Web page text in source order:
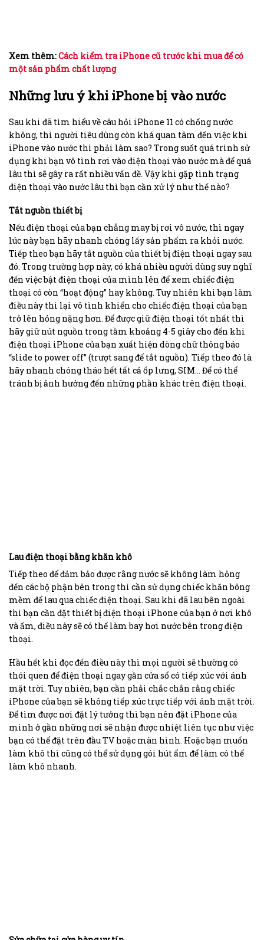
Xem thêm:Cách kiểm tra iPhone cũ trước khi mua để có
một sản phẩm chất lượng
Những lưu ý khi iPhone bị vào nước
Sau khi đã tìm hiểu về câu hỏi iPhone 11 có chống nước
không, thì người tiêu dùng còn khá quan tâm đến việc khi
iPhone vào nước thì phải làm sao? Trong suốt quá trình sử
dụng khi bạn vô tình rơi vào điện thoại vào nước mà để quá
lâu thì sẽ gây ra rất nhiều vấn đề. Vậy khi gặp tình trạng
điện thoại vào nước lâu thì bạn cần xử lý như thế nào?
Tắt nguồn thiết bị
Nếu điện thoại của bạn chẳng may bị rơi vô nước, thì ngay
lúc này bạn hãy nhanh chóng lấy sản phẩm ra khỏi nước.
Tiếp theo bạn hãy tắt nguồn của thiết bị điện thoại ngay sau
đó. Trong trường hợp này, có khá nhiều người dùng suy nghĩ
đến việc bật điện thoại của mình lên để xem chiếc điện
thoại có còn “hoạt động” hay không. Tuy nhiên khi bạn làm
điều này thì lại vô tình khiến cho chiếc điện thoại của bạn
trở lên hỏng nặng hơn. Để được giữ điện thoại tốt nhất thì
hãy giữ nút nguồn trong tầm khoảng 4-5 giây cho đến khi
điện thoại iPhone của bạn xuất hiện dòng chữ thông báo
“slide to power off” (trượt sang để tắt nguồn). Tiếp theo đó là
hãy nhanh chóng tháo hết tất cả ốp lưng, SIM… Để có thể
tránh bị ảnh hưởng đến những phần khác trên điện thoại.
Lau điện thoại bằng khăn khô
Tiếp theo để đảm bảo được rằng nước sẽ không làm hỏng
đến các bộ phận bên trong thì cần sử dụng chiếc khăn bông
mềm để lau qua chiếc điện thoại. Sau khi đã lau bên ngoài
thì bạn cần đặt thiết bị điện thoại iPhone của bạn ở nơi khô
và ấm, điều này sẽ có thể làm bay hơi nước bên trong điện
thoại.
Hầu hết khi đọc đến điều này thì mọi người sẽ thường có
thói quen để điện thoại ngay gần cửa sổ có tiếp xúc với ánh
mặt trời. Tuy nhiên, bạn cần phải chắc chắn rằng chiếc
iPhone của bạn sẽ không tiếp xúc trực tiếp với ánh mặt trời.
Để tìm được nơi đặt lý tưởng thì bạn nên đặt iPhone của
mình ở gần những nơi sẽ nhận được nhiệt liên tục như việc
bạn có thể đặt trên đầu TV hoặc màn hình. Hoặc bạn muốn
làm khô thì cũng có thể sử dụng gói hút ẩm để làm có thể
làm khô nhanh.